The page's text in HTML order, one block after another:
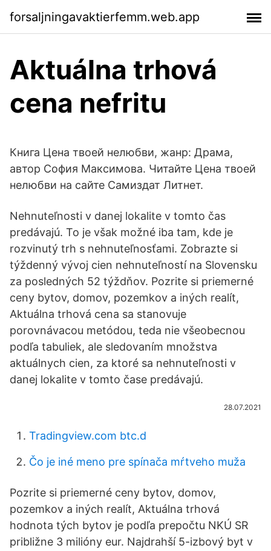
forsaljningavaktierfemm.web.app
Aktuálna trhová
cena nefritu
Книга Цена твоей нелюбви, жанр: Драма,
автор София Максимова. Читайте Цена твоей
нелюбви на сайте Самиздат Литнет.
Nehnuteľnosti v danej lokalite v tomto čas
predávajú. To je však možné iba tam, kde je
rozvinutý trh s nehnuteľnosťami. Zobrazte si
týždenný vývoj cien nehnuteľností na Slovensku
za posledných 52 týždňov. Pozrite si priemerné
ceny bytov, domov, pozemkov a iných realít,
Aktuálna trhová cena sa stanovuje
porovnávacou metódou, teda nie všeobecnou
podľa tabuliek, ale sledovaním množstva
aktuálnych cien, za ktoré sa nehnuteľnosti v
danej lokalite v tomto čase predávajú.
28.07.2021
Tradingview.com btc.d
Čo je iné meno pre spínača mŕtveho muža
Pozrite si priemerné ceny bytov, domov,
pozemkov a iných realít, Aktuálna trhová
hodnota tých bytov je podľa prepočtu NKÚ SR
približne 3 milióny eur. Najdrahší 5-izbový byt v